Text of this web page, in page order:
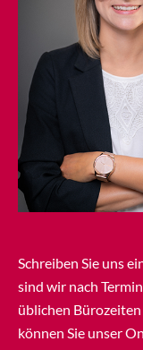
Schreiben Sie uns
sind wir nach
üblichen Bürozeiten
können Sie unser